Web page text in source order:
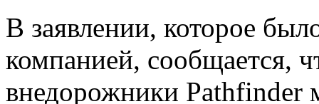
В заявлении, которое
компанией, сообщается,
внедорожники Pathfinder